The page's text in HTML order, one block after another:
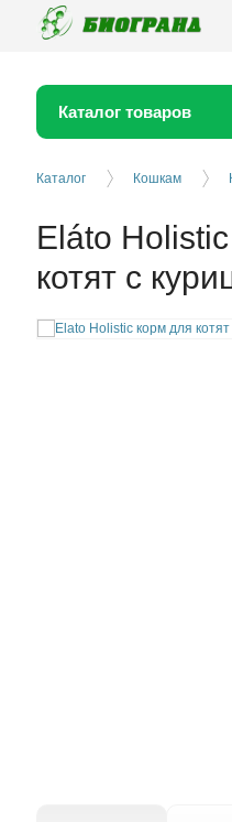
Каталог товаров
Каталог Кошкам
Eláto
котят с